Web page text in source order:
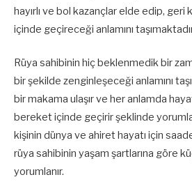
hayırlı ve bol kazançlar elde edip, geri
içinde geçireceği anlamını
Rüya sahibinin hiç beklenmedik bir
bir şekilde zenginleşeceği anlamını
bir makama ulaşır ve her anlamda
bereket içinde geçirir şeklinde
kişinin dünya ve ahiret hayatı için
rüya sahibinin yaşam şartlarına göre
yorumlanır.